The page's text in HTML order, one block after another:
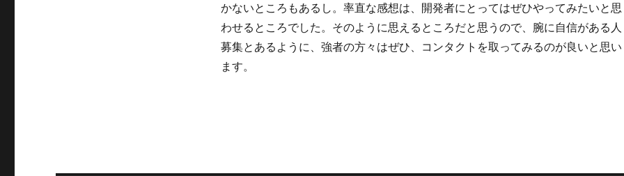
かないところもあるし。率直な感想は、開発者にとってはぜひやってみたいと思
わせるところでした。そのように思えるところだと思うので、腕に自信がある人
募集とあるように、強者の方々はぜひ、コンタクトを取ってみるのが良いと思い
ます。